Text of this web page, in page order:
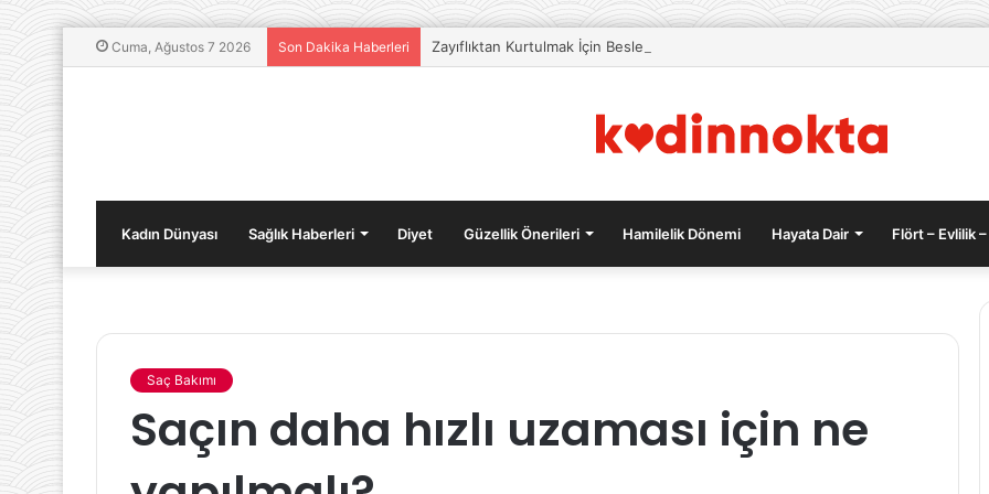
Cuma, Ağustos 7 2026 Son Dakika Haberleri Zayıflıktan Kurtulmak İçin Beslenme Önerileri
Kadın Dünyası Sağlık Haberleri Diyet Güzellik Önerileri Hamilelik Dönemi Hayata Dair Flört – Evlilik
Saç Bakımı
Saçın daha hızlı uzaması için ne
Bebeklerde
Sağlıklı
İletişim
Yaşam
İçin
Sırları:
Doğal